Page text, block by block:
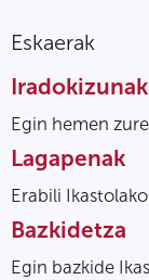
Eskaerak
Iradokizunak
Egin hemen
Lagapenak
Erabili
Bazkidetza
Egin bazkide